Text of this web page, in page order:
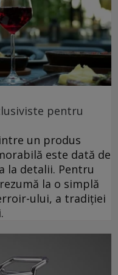
pentru
un produs
este dată de
la detalii. Pentru
la o simplă
ului, a tradiției